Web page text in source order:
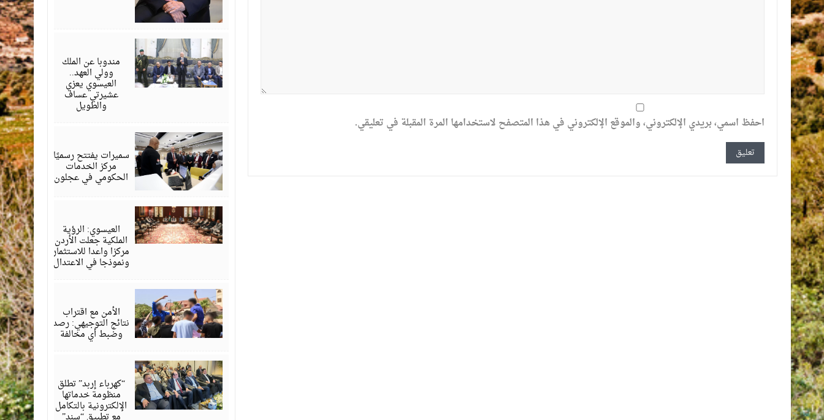
احفظ اسمي، بريدي الإلكتروني، والموقع الإلكتروني في هذا المتصفح لاستخدامها المرة المقبلة في تعليقي.
مندوبا عن الملك
وولي العهد..
العيسوي يعزي
عشيرتي عساف
والطويل
أغسطس
2026
سميرات يفتتح رسميًا
مركز الخدمات
الحكومي في عجلون
أغسطس
2026
العيسوي: الرؤية
الملكية جعلت الأردن
مركزا واعدا للاستثمار
ونموذجا في الاعتدال
أغسطس
2026
الأمن مع اقتراب
نتائج التوجيهي: رصد
وضبط أي مخالفة
أغسطس
2026
“كهرباء إربد” تطلق
منظومة خدماتها
الإلكترونية بالتكامل
أغسطس
2026